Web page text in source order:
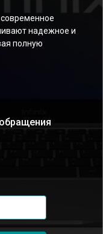
надежное и
полную